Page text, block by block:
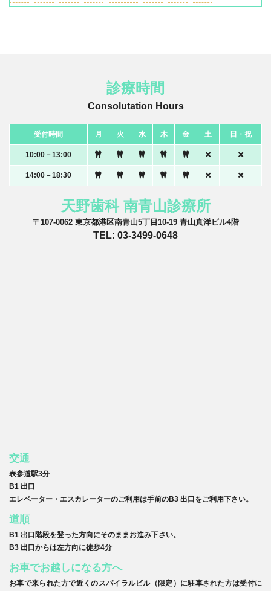
診療時間
Consolutation Hours
受付時間 月 火 水 木 金 土 日・祝
10:00－13:00
14:00－18:30
天野歯科 南青山診療所
〒107-0062 東京都港区南青山5丁目10-19 青山真洋ビル4階
TEL: 03-3499-0648
交通
表参道駅3分
B1 出口
エレベーター・エスカレーターのご利用は手前のB3 出口をご利用下さい。
道順
B1 出口階段を登った方向にそのままお進み下さい。
B3 出口からは左方向に徒歩4分
お車でお越しになる方へ
お車で来られた方で近くのスパイラルビル（限定）に駐車された方は受付に